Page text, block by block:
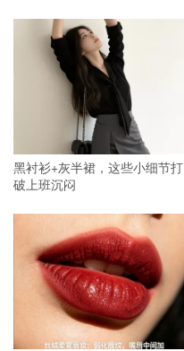
黑衬衫+灰半裙，这些小细节打
破上班沉闷